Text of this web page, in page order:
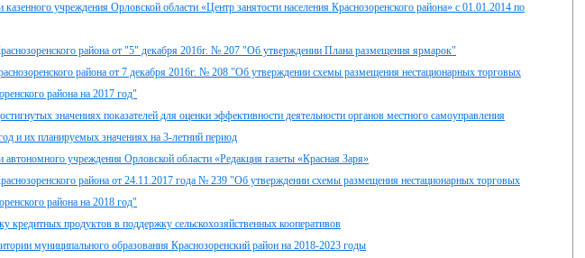
казенного учреждения Орловской области «Центр занятости населения Краснозоренского района» с 01.01.2014 по
района от "5" декабря 2016г. № 207 "Об утверждении Плана размещения ярмарок"
района от 7 декабря 2016г. № 208 "Об утверждении схемы размещения нестационарных торговых
района на 2017 год"
значениях показателей для оценки эффективности деятельности органов местного самоуправления
и их планируемых значениях на 3-летний период
автономного учреждения Орловской области «Редакция газеты «Красная Заря»
района от 24.11.2017 года № 239 "Об утверждении схемы размещения нестационарных торговых
района на 2018 год"
продуктов в поддержку сельскохозяйственных кооперативов
муниципального образования Краснозоренский район на 2018-2023 годы